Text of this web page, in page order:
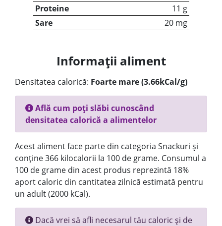
Proteine
11 g
Sare
20 mg
Informații aliment
Densitatea calorică: Foarte mare (3.66kCal/g)
Află cum poți slăbi cunoscând
densitatea calorică a alimentelor
Acest aliment face parte din categoria Snackuri și
conține 366 kilocalorii la 100 de grame. Consumul a
100 de grame din acest produs reprezintă 18%
aport caloric din cantitatea zilnică estimată pentru
un adult (2000 kCal).
Dacă vrei să afli necesarul tău caloric și de